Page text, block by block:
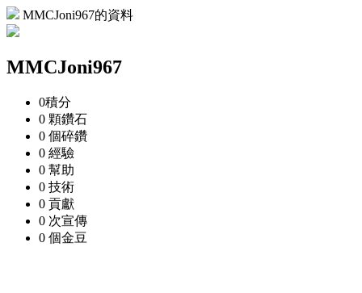
MMCJoni967的資料
MMCJoni967
0積分
0 顆鑽石
0 個碎鑽
0 經驗
0 幫助
0 技術
0 貢獻
0 次宣傳
0 個金豆